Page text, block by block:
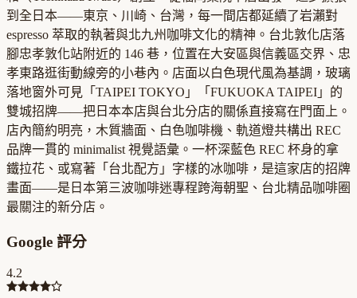
到全日本——東京、川崎、台灣，每一間店都延續了岩瀨對
espresso 萃取的執著與北九州咖啡文化的精神。台北敦化店落
腳忠孝敦化站附近的 146 巷，位置在大安區與信義區交界、忠
孝東路逛街動線旁的小巷內。店面以白色現代風為基調，玻璃
落地窗外可見「TAIPEI TOKYO」「FUKUOKA TAIPEI」的
雙城招牌——把日本本店與台北分店的關係直接寫在門面上。
店內簡約明亮，木質牆面、白色咖啡機、軌道燈共構出 REC
品牌一貫的 minimalist 視覺語彙。一杯深藍色 REC 杯身的拿
鐵拉花、或寫著「台北配方」字樣的冰咖啡，是這家店的招牌
畫面——是日本第三波咖啡迷專程跨海朝聖、台北精品咖啡圈
最關注的新分店。
Google 評分
4.2